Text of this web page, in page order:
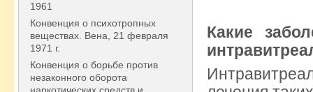
1961
Конвенция о психотропных
веществах. Вена, 21 февраля
1971 г.
Конвенция о борьбе против
незаконного оборота
Какие